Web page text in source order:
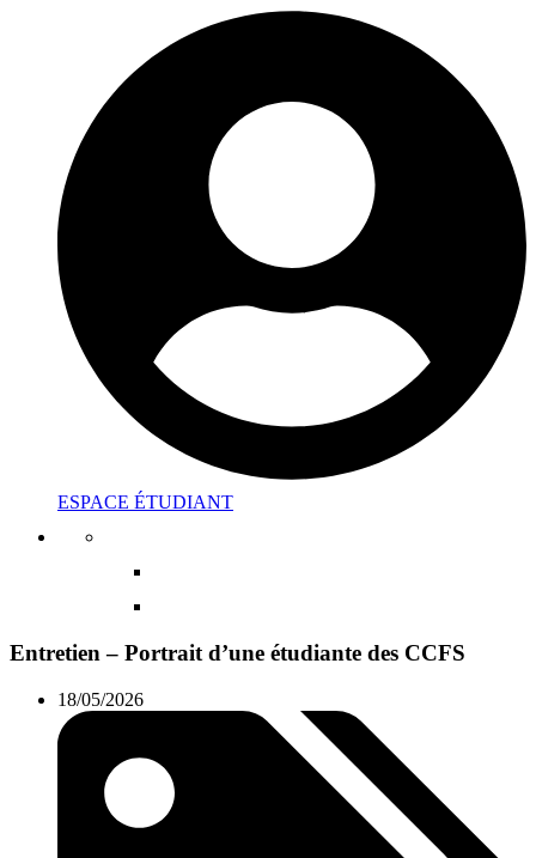
ESPACE ÉTUDIANT
Entretien – Portrait d’une étudiante des CCFS
18/05/2026